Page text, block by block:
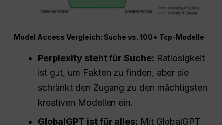
Model Access Vergleich: Suche vs. 100+ Top-Modelle
Perplexity steht für Suche: Ratlosigkeit
ist gut, um Fakten zu finden, aber sie
schränkt den Zugang zu den mächtigsten
kreativen Modellen ein.
GlobalGPT ist für alles: Mit GlobalGPT